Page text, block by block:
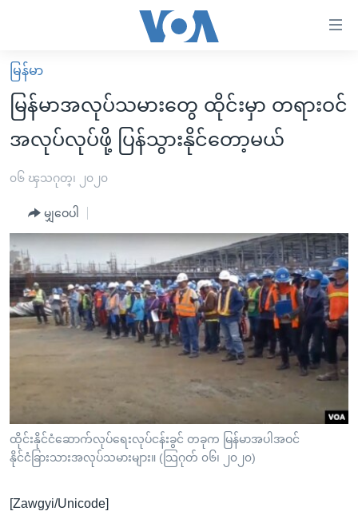
လွယ်ကူ
စေ
များ
အကြောင်းအရာ
သို့
ကျော်
ကြည့်
ရန်
စာမျက်နှာ
သို့
ကျော်
ကြည့်
ရှာဖွေ
မူလစာမျက်နှာ
မြန်မာ
ကမ္ဘာ့သတင်းများ
အစ္စရေး-ပါလက်စတိုင်း
ဗွီဒီယို
ရပ်ဝန်းတခု လမ်းတခု အလွန်
အင်္ဂလိပ်စာလေ့လာမယ်
အမေရိကန်သုံးအီဒီယံ
မကြေးမုံရဲ့ အင်္ဂလိပ်စာ
ရုပ်ရှင်ထဲက အင်္ဂလိပ်စာ
အပတ်စဉ်ကဏ္ဍများ
ရေဒီယို
ရေဒီယိုနှင့်ရုပ်သံ အချက်အလက်များ
ရေဒီယို/တီဗွီအစီအစဉ်
ဗွီအိုအေ လူမှုကွန်ယက်များ
ဘာသာစကားများ
မြန်မာ
မြန်မာအလုပ်သမားတွေ ထိုင်းမှာ တရားဝင်
အလုပ်လုပ်ဖို့ ပြန်သွားနိုင်တော့မယ်
၀၆ ၾသဂုတ္၊ ၂၀၂၀
မျှဝေပါ
ထိုင်းနိုင်ငံဆောက်လုပ်ရေးလုပ်ငန်းခွင် တခုက မြန်မာအပါအဝင်
နိုင်ငံခြားသားအလုပ်သမားများ။ (သြဂုတ် ၀၆၊ ၂၀၂၀)
[Zawgyi/Unicode]